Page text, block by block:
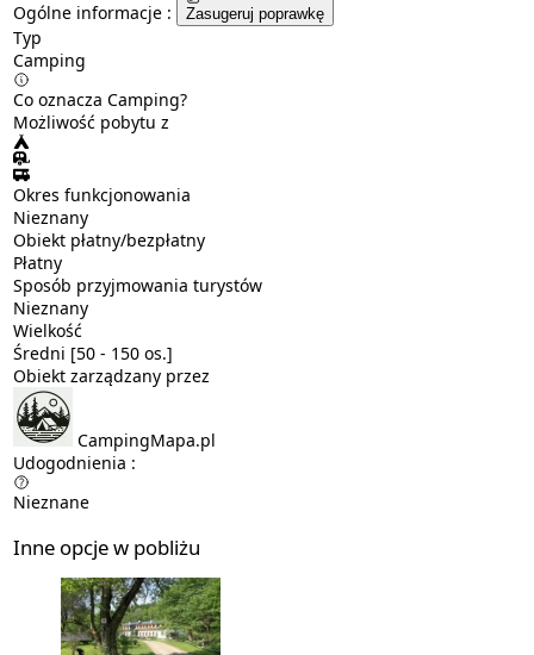
Ogólne informacje : Zasugeruj poprawkę
Typ
Camping
Co oznacza Camping?
Możliwość pobytu z
Okres funkcjonowania
Nieznany
Obiekt płatny/bezpłatny
Płatny
Sposób przyjmowania turystów
Nieznany
Wielkość
Średni [50 - 150 os.]
Obiekt zarządzany przez
CampingMapa.pl
Udogodnienia :
Nieznane
Inne opcje w pobliżu